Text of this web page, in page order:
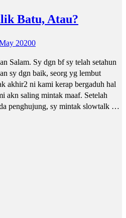
Batu, Atau?
20200
Salam. Sy dgn bf sy telah setahun
sy dgn baik, seorg yg lembut
akhir2 ni kami kerap bergaduh hal
akn saling mintak maaf. Setelah
penghujung, sy mintak slowtalk …